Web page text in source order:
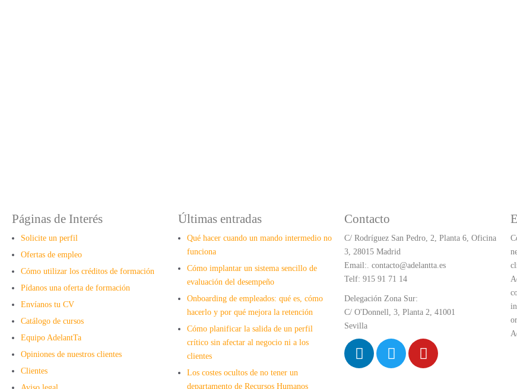
Páginas de Interés
Solicite un perfil
Ofertas de empleo
Cómo utilizar los créditos de formación
Pídanos una oferta de formación
Envíanos tu CV
Catálogo de cursos
Equipo AdelantTa
Opiniones de nuestros clientes
Clientes
Últimas entradas
Qué hacer cuando un mando intermedio no
funciona
Cómo implantar un sistema sencillo de
evaluación del desempeño
Onboarding de empleados: qué es, cómo
hacerlo y por qué mejora la retención
Cómo planificar la salida de un perfil
crítico sin afectar al negocio ni a los
clientes
Los costes ocultos de no tener un
departamento de Recursos Humanos
Contacto
C/ Rodríguez San Pedro, 2, Planta 6, Oficina
3, 28015 Madrid
Email:. contacto@adelantta.es
Telf: 915 91 71 14
Delegación Zona Sur:
C/ O'Donnell, 3, Planta 2, 41001
Sevilla